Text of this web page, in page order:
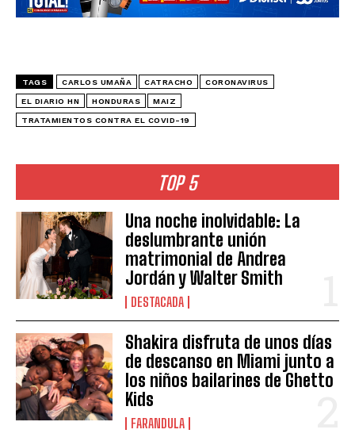
TOP 5
Una noche inolvidable: La
deslumbrante unión
matrimonial de Andrea
Jordán y Walter Smith
DESTACADA
Shakira disfruta de unos días
de descanso en Miami junto a
los niños bailarines de Ghetto
Kids
FARANDULA
TAGS CARLOS UMAÑA CATRACHO CORONAVIRUS
EL DIARIO HN HONDURAS MAIZ
TRATAMIENTOS CONTRA EL COVID-19